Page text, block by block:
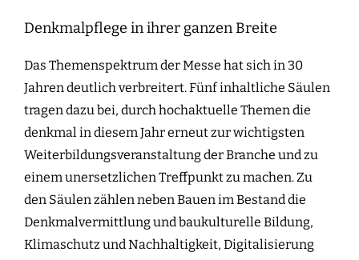
Denkmalpflege in ihrer ganzen Breite
Das Themenspektrum der Messe hat sich in 30
Jahren deutlich verbreitert. Fünf inhaltliche Säulen
tragen dazu bei, durch hochaktuelle Themen die
denkmal in diesem Jahr erneut zur wichtigsten
Weiterbildungsveranstaltung der Branche und zu
einem unersetzlichen Treffpunkt zu machen. Zu
den Säulen zählen neben Bauen im Bestand die
Denkmalvermittlung und baukulturelle Bildung,
Klimaschutz und Nachhaltigkeit, Digitalisierung